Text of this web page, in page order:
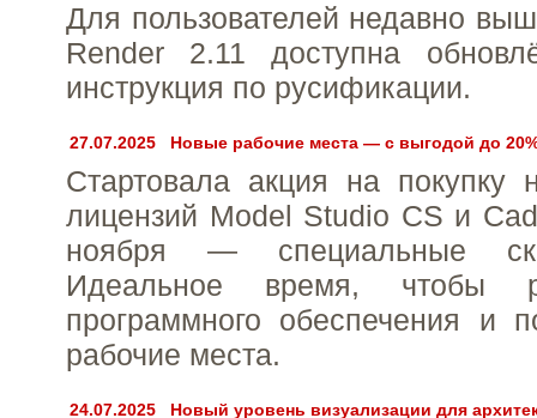
Для пользователей недавно
Render 2.11 доступна
инструкция по русификации.
27.07.2025 Новые рабочие места — с выгодой до
Стартовала акция на покупку
лицензий Model Studio CS и
ноября — специальные
Идеальное время, чтобы
программного обеспечения и
рабочие места.
24.07.2025 Новый уровень визуализации для